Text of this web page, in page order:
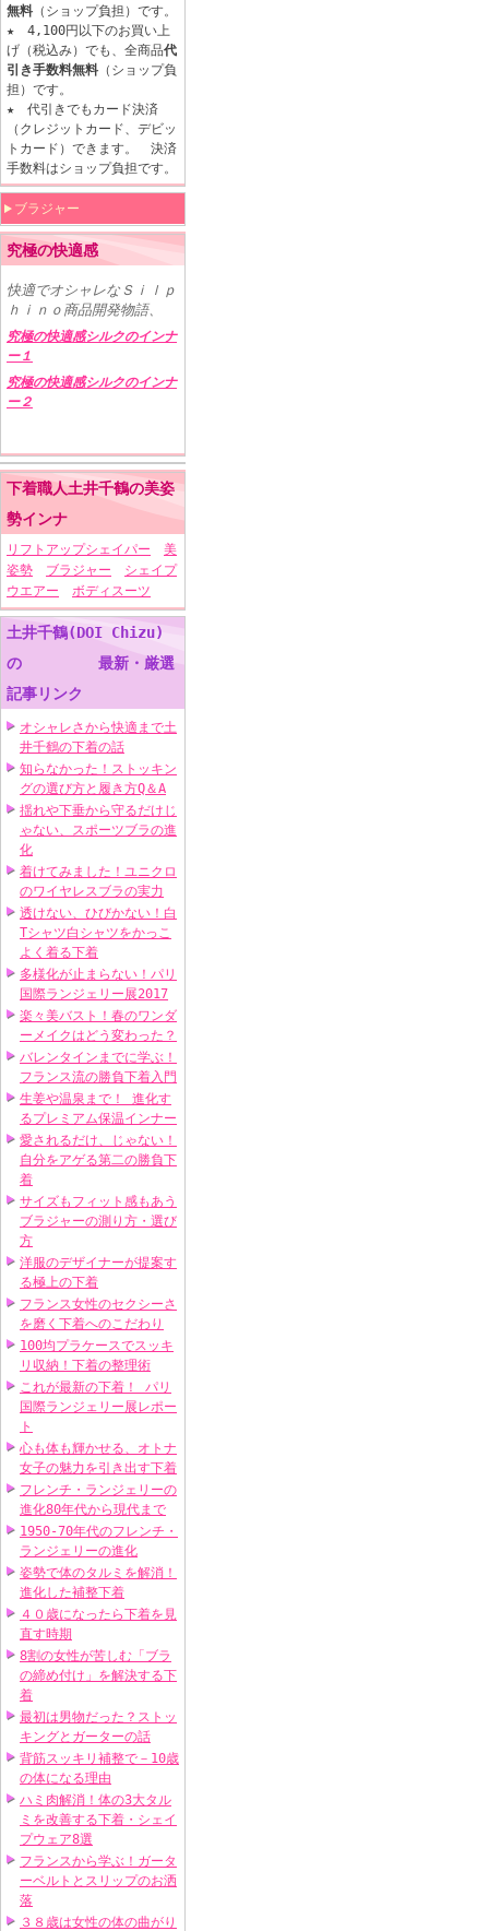
無料 （ショップ負担）です。
★ 4,100円以下のお買い上
げ（税込み）でも、全商品代
引き手数料無料 （ショップ負
担）です。
★ 代引きでもカード決済
（クレジットカード、デビッ
トカード）できます。 決済
手数料はショップ負担です。
ブラジャー
究極の快適感
快適でオシャレなＳｉｌｐ
ｈｉｎｏ商品開発物語、
究極の快適感シルクのインナ
ー１
究極の快適感シルクのインナ
ー２
下着職人土井千鶴の美姿
勢インナ
リフトアップシェイパー
美
姿勢
ブラジャー
シェイプ
ウエアー
ボディスーツ
土井千鶴(DOI Chizu)
の 最新・厳選
記事リンク
オシャレさから快適まで土
井千鶴の下着の話
知らなかった！ストッキン
グの選び方と履き方Q＆A
揺れや下垂から守るだけじ
ゃない、スポーツブラの進
化
着けてみました！ユニクロ
のワイヤレスブラの実力
透けない、ひびかない！白
Tシャツ白シャツをかっこ
よく着る下着
多様化が止まらない！パリ
国際ランジェリー展2017
楽々美バスト！春のワンダ
ーメイクはどう変わった？
バレンタインまでに学ぶ！
フランス流の勝負下着入門
生姜や温泉まで！ 進化す
るプレミアム保温インナー
愛されるだけ、じゃない！
自分をアゲる第二の勝負下
着
サイズもフィット感もあう
ブラジャーの測り方・選び
方
洋服のデザイナーが提案す
る極上の下着
フランス女性のセクシーさ
を磨く下着へのこだわり
100均プラケースでスッキ
リ収納！下着の整理術
これが最新の下着！ パリ
国際ランジェリー展レポー
ト
心も体も輝かせる、オトナ
女子の魅力を引き出す下着
フレンチ・ランジェリーの
進化80年代から現代まで
1950-70年代のフレンチ・
ランジェリーの進化
姿勢で体のタルミを解消！
進化した補整下着
４０歳になったら下着を見
直す時期
8割の女性が苦しむ「ブラ
の締め付け」を解決する下
着
最初は男物だった？ストッ
キングとガーターの話
背筋スッキリ補整で－10歳
の体になる理由
ハミ肉解消！体の3大タル
ミを改善する下着・シェイ
プウェア8選
フランスから学ぶ！ガータ
ーベルトとスリップのお洒
落
３８歳は女性の体の曲がり